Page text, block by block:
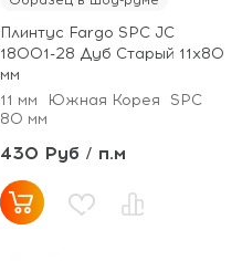
Плинтус Fargo SPC JC
18001-28 Дуб Старый 11х80
мм
11 мм
Южная Корея
SPC
80 мм
430 Руб / п.м